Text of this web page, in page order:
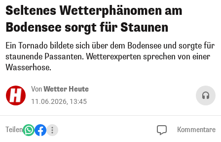
Seltenes Wetterphänomen am
Bodensee sorgt für Staunen
Ein Tornado bildete sich über dem Bodensee und sorgte für
staunende Passanten. Wetterexperten sprechen von einer
Wasserhose.
VonWetter Heute
11.06.2026, 13:45
Teilen Kommentare